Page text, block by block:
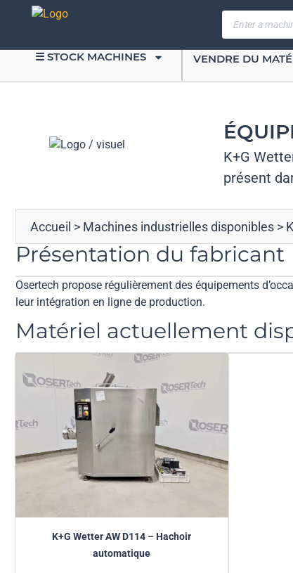
☰ STOCK MACHINES VENDRE DU
K+G
présent
Accueil > Machines industrielles disponibles >
Présentation du fabricant
Osertech propose régulièrement des équipements
leur intégration en ligne de production.
Matériel actuellement
K+G Wetter AW D114 – Hachoir
automatique